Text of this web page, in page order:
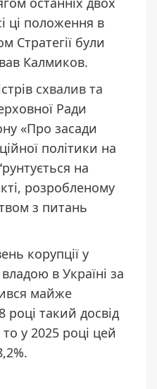
ці положення в
Стратегії були
Калмиков.
схвалив та
Ради
«Про засади
політики на
на
розробленому
з питань
корупції у
в Україні за
майже
році такий досвід
у 2025 році цей